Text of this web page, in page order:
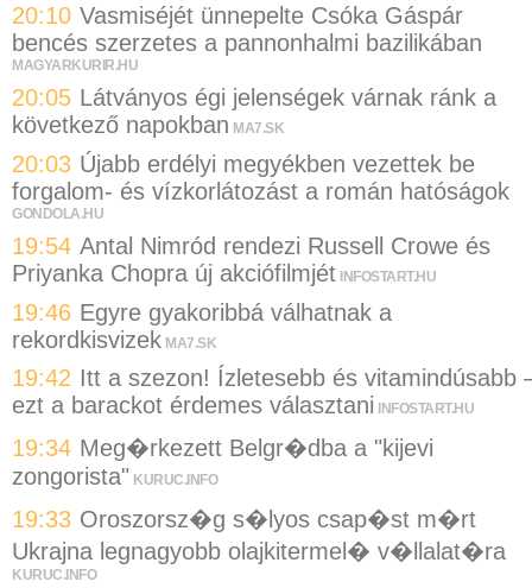
20:10 Vasmiséjét ünnepelte Csóka Gáspár
bencés szerzetes a pannonhalmi bazilikában
MAGYARKURIR.HU
20:05 Látványos égi jelenségek várnak ránk a
következő napokban MA7.SK
20:03 Újabb erdélyi megyékben vezettek be
forgalom- és vízkorlátozást a román hatóságok
GONDOLA.HU
19:54 Antal Nimród rendezi Russell Crowe és
Priyanka Chopra új akciófilmjét INFOSTART.HU
19:46 Egyre gyakoribbá válhatnak a
rekordkisvizek MA7.SK
19:42 Itt a szezon! Ízletesebb és vitamindúsabb
ezt a barackot érdemes választani
INFOSTART.HU
19:34 Meg�rkezett Belgr�dba a "kijevi
zongorista" KURUC.INFO
19:33 Oroszorsz�g s�lyos csap�st m�rt
Ukrajna legnagyobb olajkitermel� v�llalat�ra
KURUC.INFO